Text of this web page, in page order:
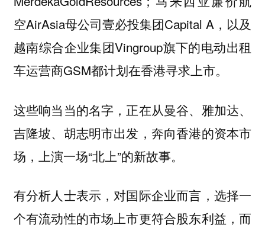
空AirAsia母公司壹必投集团Capital A，以及
越南综合企业集团Vingroup旗下的电动出租
车运营商GSM都计划在香港寻求上市。
这些响当当的名字，正在从曼谷、雅加达、
吉隆坡、胡志明市出发，奔向香港的资本市
场，上演一场“北上”的新故事。
有分析人士表示，对国际企业而言，选择一
个有流动性的市场上市更符合股东利益，而